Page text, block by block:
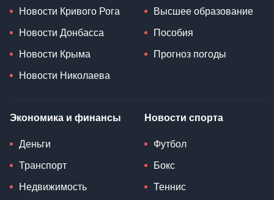
Новости Кривого Рога
Новости Донбасса
Новости Крыма
Новости Николаева
Высшее образование
Пособия
Прогноз погоды
Экономика и финансы
Деньги
Транспорт
Недвижимость
Новости спорта
Футбол
Бокс
Теннис